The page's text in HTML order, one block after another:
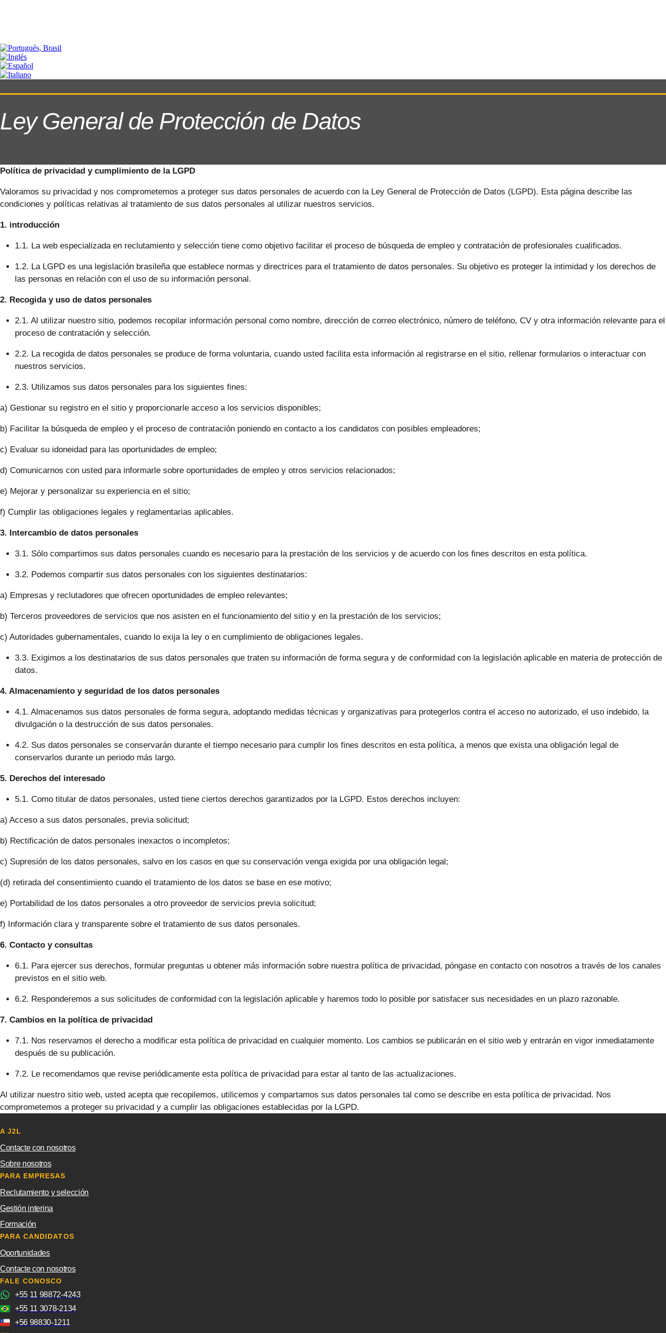
Ley General de Protección de Datos
Política de privacidad y cumplimiento de la LGPD
Valoramos su privacidad y nos comprometemos a proteger sus datos personales de acuerdo con la Ley General de Protección de Datos (LGPD). Esta página describe las
condiciones y políticas relativas al tratamiento de sus datos personales al utilizar nuestros servicios.
1. introducción
1.1. La web especializada en reclutamiento y selección tiene como objetivo facilitar el proceso de búsqueda de empleo y contratación de profesionales cualificados.
1.2. La LGPD es una legislación brasileña que establece normas y directrices para el tratamiento de datos personales. Su objetivo es proteger la intimidad y los derechos de
las personas en relación con el uso de su información personal.
2. Recogida y uso de datos personales
2.1. Al utilizar nuestro sitio, podemos recopilar información personal como nombre, dirección de correo electrónico, número de teléfono, CV y otra información relevante para el
proceso de contratación y selección.
2.2. La recogida de datos personales se produce de forma voluntaria, cuando usted facilita esta información al registrarse en el sitio, rellenar formularios o interactuar con
nuestros servicios.
2.3. Utilizamos sus datos personales para los siguientes fines:
a) Gestionar su registro en el sitio y proporcionarle acceso a los servicios disponibles;
b) Facilitar la búsqueda de empleo y el proceso de contratación poniendo en contacto a los candidatos con posibles empleadores;
c) Evaluar su idoneidad para las oportunidades de empleo;
d) Comunicarnos con usted para informarle sobre oportunidades de empleo y otros servicios relacionados;
e) Mejorar y personalizar su experiencia en el sitio;
f) Cumplir las obligaciones legales y reglamentarias aplicables.
3. Intercambio de datos personales
3.1. Sólo compartimos sus datos personales cuando es necesario para la prestación de los servicios y de acuerdo con los fines descritos en esta política.
3.2. Podemos compartir sus datos personales con los siguientes destinatarios:
a) Empresas y reclutadores que ofrecen oportunidades de empleo relevantes;
b) Terceros proveedores de servicios que nos asisten en el funcionamiento del sitio y en la prestación de los servicios;
c) Autoridades gubernamentales, cuando lo exija la ley o en cumplimiento de obligaciones legales.
3.3. Exigimos a los destinatarios de sus datos personales que traten su información de forma segura y de conformidad con la legislación aplicable en materia de protección de
datos.
4. Almacenamiento y seguridad de los datos personales
4.1. Almacenamos sus datos personales de forma segura, adoptando medidas técnicas y organizativas para protegerlos contra el acceso no autorizado, el uso indebido, la
divulgación o la destrucción de sus datos personales.
4.2. Sus datos personales se conservarán durante el tiempo necesario para cumplir los fines descritos en esta política, a menos que exista una obligación legal de
conservarlos durante un periodo más largo.
5. Derechos del interesado
5.1. Como titular de datos personales, usted tiene ciertos derechos garantizados por la LGPD. Estos derechos incluyen:
a) Acceso a sus datos personales, previa solicitud;
b) Rectificación de datos personales inexactos o incompletos;
c) Supresión de los datos personales, salvo en los casos en que su conservación venga exigida por una obligación legal;
(d) retirada del consentimiento cuando el tratamiento de los datos se base en ese motivo;
e) Portabilidad de los datos personales a otro proveedor de servicios previa solicitud;
f) Información clara y transparente sobre el tratamiento de sus datos personales.
6. Contacto y consultas
6.1. Para ejercer sus derechos, formular preguntas u obtener más información sobre nuestra política de privacidad, póngase en contacto con nosotros a través de los canales
previstos en el sitio web.
6.2. Responderemos a sus solicitudes de conformidad con la legislación aplicable y haremos todo lo posible por satisfacer sus necesidades en un plazo razonable.
7. Cambios en la política de privacidad
7.1. Nos reservamos el derecho a modificar esta política de privacidad en cualquier momento. Los cambios se publicarán en el sitio web y entrarán en vigor inmediatamente
después de su publicación.
7.2. Le recomendamos que revise periódicamente esta política de privacidad para estar al tanto de las actualizaciones.
Al utilizar nuestro sitio web, usted acepta que recopilemos, utilicemos y compartamos sus datos personales tal como se describe en esta política de privacidad. Nos
comprometemos a proteger su privacidad y a cumplir las obligaciones establecidas por la LGPD.
A J2L
Contacte con nosotros
Sobre nosotros
PARA EMPRESAS
Reclutamiento y selección
Gestión interina
Formación
PARA CANDIDATOS
Oportunidades
Contacte con nosotros
FALE CONOSCO
+55 11 98872-4243
+55 11 3078-2134
+56 98830-1211